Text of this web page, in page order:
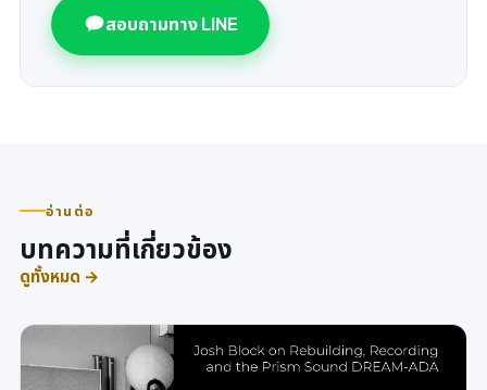
สอบถามทาง LINE
อ่านต่อ
บทความที่เกี่ยวข้อง
ดูทั้งหมด →